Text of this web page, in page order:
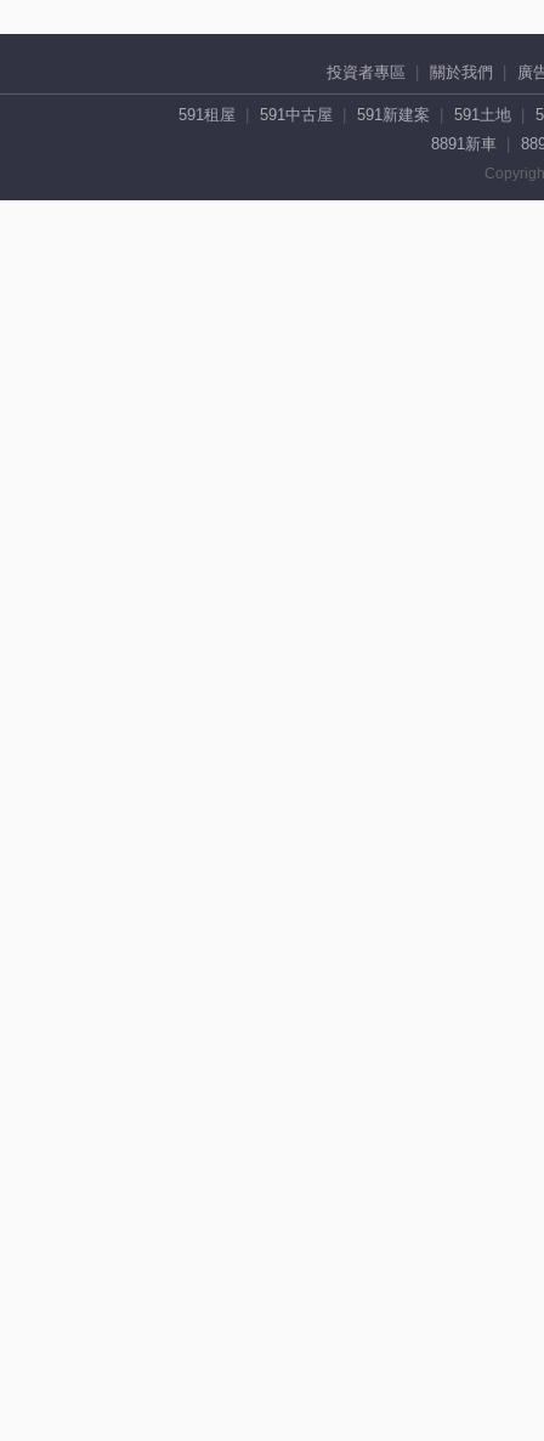
投資者專區 關於我們 廣
591租屋 591中古屋 591新建案 591土地
8891新車